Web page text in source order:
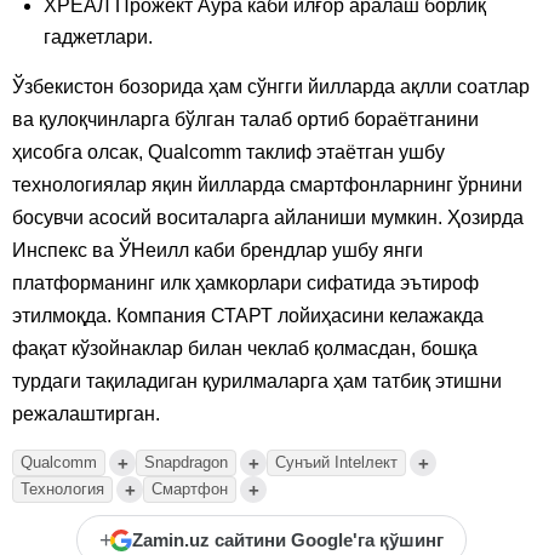
ХРEАЛ Прожект Аура каби илғор аралаш борлиқ
гаджетлари.
Ўзбекистон бозорида ҳам сўнгги йилларда ақлли соатлар
ва қулоқчинларга бўлган талаб ортиб бораётганини
ҳисобга олсак, Qualcomm таклиф этаётган ушбу
технологиялар яқин йилларда смартфонларнинг ўрнини
босувчи асосий воситаларга айланиши мумкин. Ҳозирда
Инспекс ва ЎНеилл каби брендлар ушбу янги
платформанинг илк ҳамкорлари сифатида эътироф
этилмоқда. Компания СТАРТ лойиҳасини келажакда
фақат кўзойнаклар билан чеклаб қолмасдан, бошқа
турдаги тақиладиган қурилмаларга ҳам татбиқ этишни
режалаштирган.
Qualcomm + Snapdragon + Сунъий Intelлект +
Технология + Смартфон +
+ Zamin.uz сайтини Google'га қўшинг